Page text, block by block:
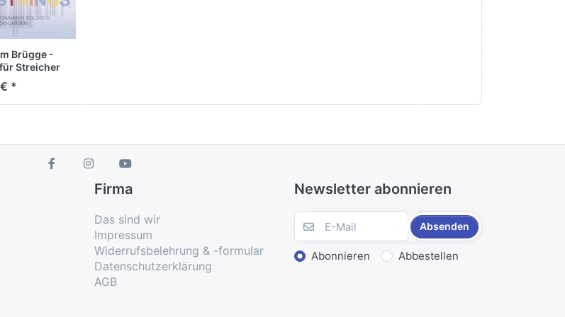
Brügge -
Streicher
*
Firma
Das sind wir
Impressum
Widerrufsbelehrung & -formular
Datenschutzerklärung
AGB
Newsletter abonnieren
Absenden
Abonnieren Abbestellen